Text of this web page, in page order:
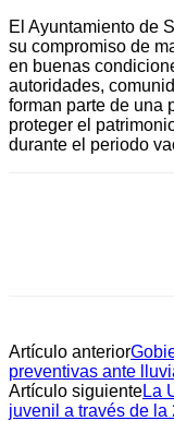
El Ayuntamiento de
su compromiso de
en buenas
autoridades,
forman parte de una
proteger el
durante el periodo
Artículo anterior
preventivas ante
Artículo siguienteLa
juvenil a través de la